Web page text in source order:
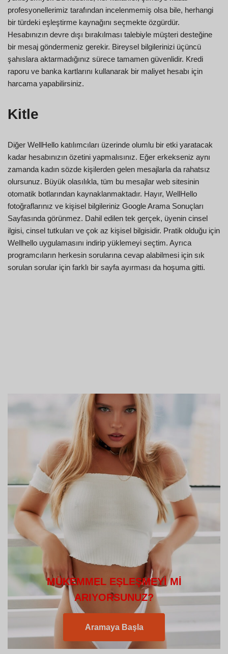
profesyonellerimiz tarafından incelenmemiş olsa bile, herhangi
bir türdeki eşleştirme kaynağını seçmekte özgürdür.
Hesabınızın devre dışı bırakılması talebiyle müşteri desteğine
bir mesaj göndermeniz gerekir. Bireysel bilgilerinizi üçüncü
şahıslara aktarmadığınız sürece tamamen güvenlidir. Kredi
raporu ve banka kartlarını kullanarak bir maliyet hesabı için
harcama yapabilirsiniz.
Kitle
Diğer WellHello katılımcıları üzerinde olumlu bir etki yaratacak
kadar hesabınızın özetini yapmalısınız. Eğer erkekseniz aynı
zamanda kadın sözde kişilerden gelen mesajlarla da rahatsız
olursunuz. Büyük olasılıkla, tüm bu mesajlar web sitesinin
otomatik botlarından kaynaklanmaktadır. Hayır, WellHello
fotoğraflarınız ve kişisel bilgileriniz Google Arama Sonuçları
Sayfasında görünmez. Dahil edilen tek gerçek, üyenin cinsel
ilgisi, cinsel tutkuları ve çok az kişisel bilgisidir. Pratik olduğu için
Wellhello uygulamasını indirip yüklemeyi seçtim. Ayrıca
programcıların herkesin sorularına cevap alabilmesi için sık
sorulan sorular için farklı bir sayfa ayırması da hoşuma gitti.
MÜKEMMEL EŞLEŞMEYI MI
ARIYORSUNUZ?
Aramaya Başla